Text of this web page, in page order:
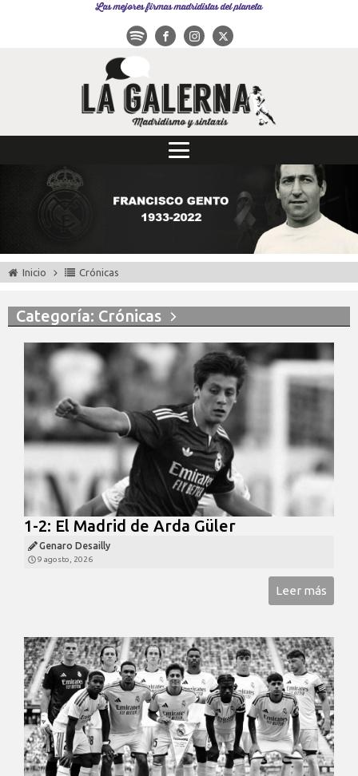
Las mejores firmas madridistas del planeta
Inicio Crónicas
Categoría: Crónicas
1-2: El Madrid de Arda Güler
Genaro Desailly
9 agosto, 2026
Leer más